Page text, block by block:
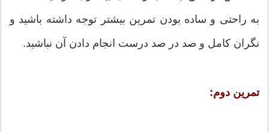
به راحتی و ساده بودن تمرین بیشتر توجه داشته باشید و
نگران کامل و صد در صد درست انجام دادن آن نباشید.
تمرین دوم: